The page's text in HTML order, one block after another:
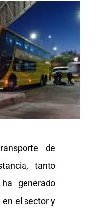
de
tanto
generado
en el sector y